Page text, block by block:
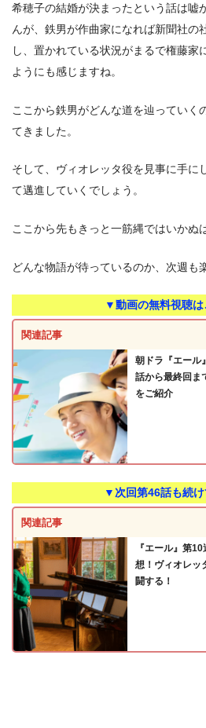
希穂子の結婚が決まったという話は嘘
んが、鉄男が作曲家になれば新聞社の
し、置かれている状況がまるで権藤家
ようにも感じますね。
ここから鉄男がどんな道を辿っていく
てきました。
そして、ヴィオレッタ役を見事に手に
て邁進していくでしょう。
ここから先もきっと一筋縄ではいかぬ
どんな物語が待っているのか、次週も
▼動画の無料視聴
関連記事
朝ドラ『エール
話から最終回ま
をご紹介
▼次回第46話も続
関連記事
『エール』第
想！ヴィオレッ
闘する！